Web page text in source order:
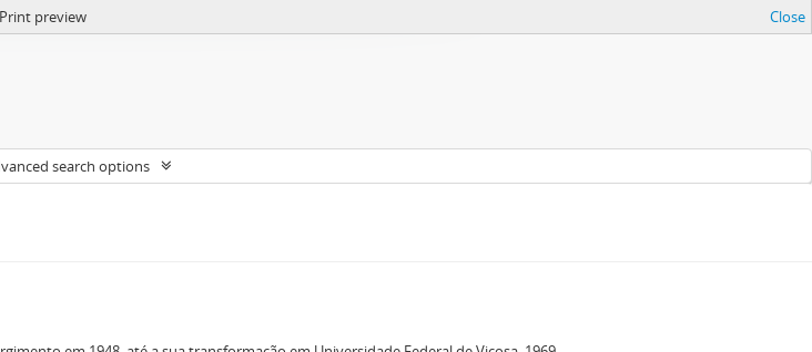
Print preview Close
search options